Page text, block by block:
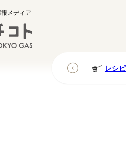
メディア
レシピ レシピ